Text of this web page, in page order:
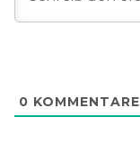
0 KOMMENTARE